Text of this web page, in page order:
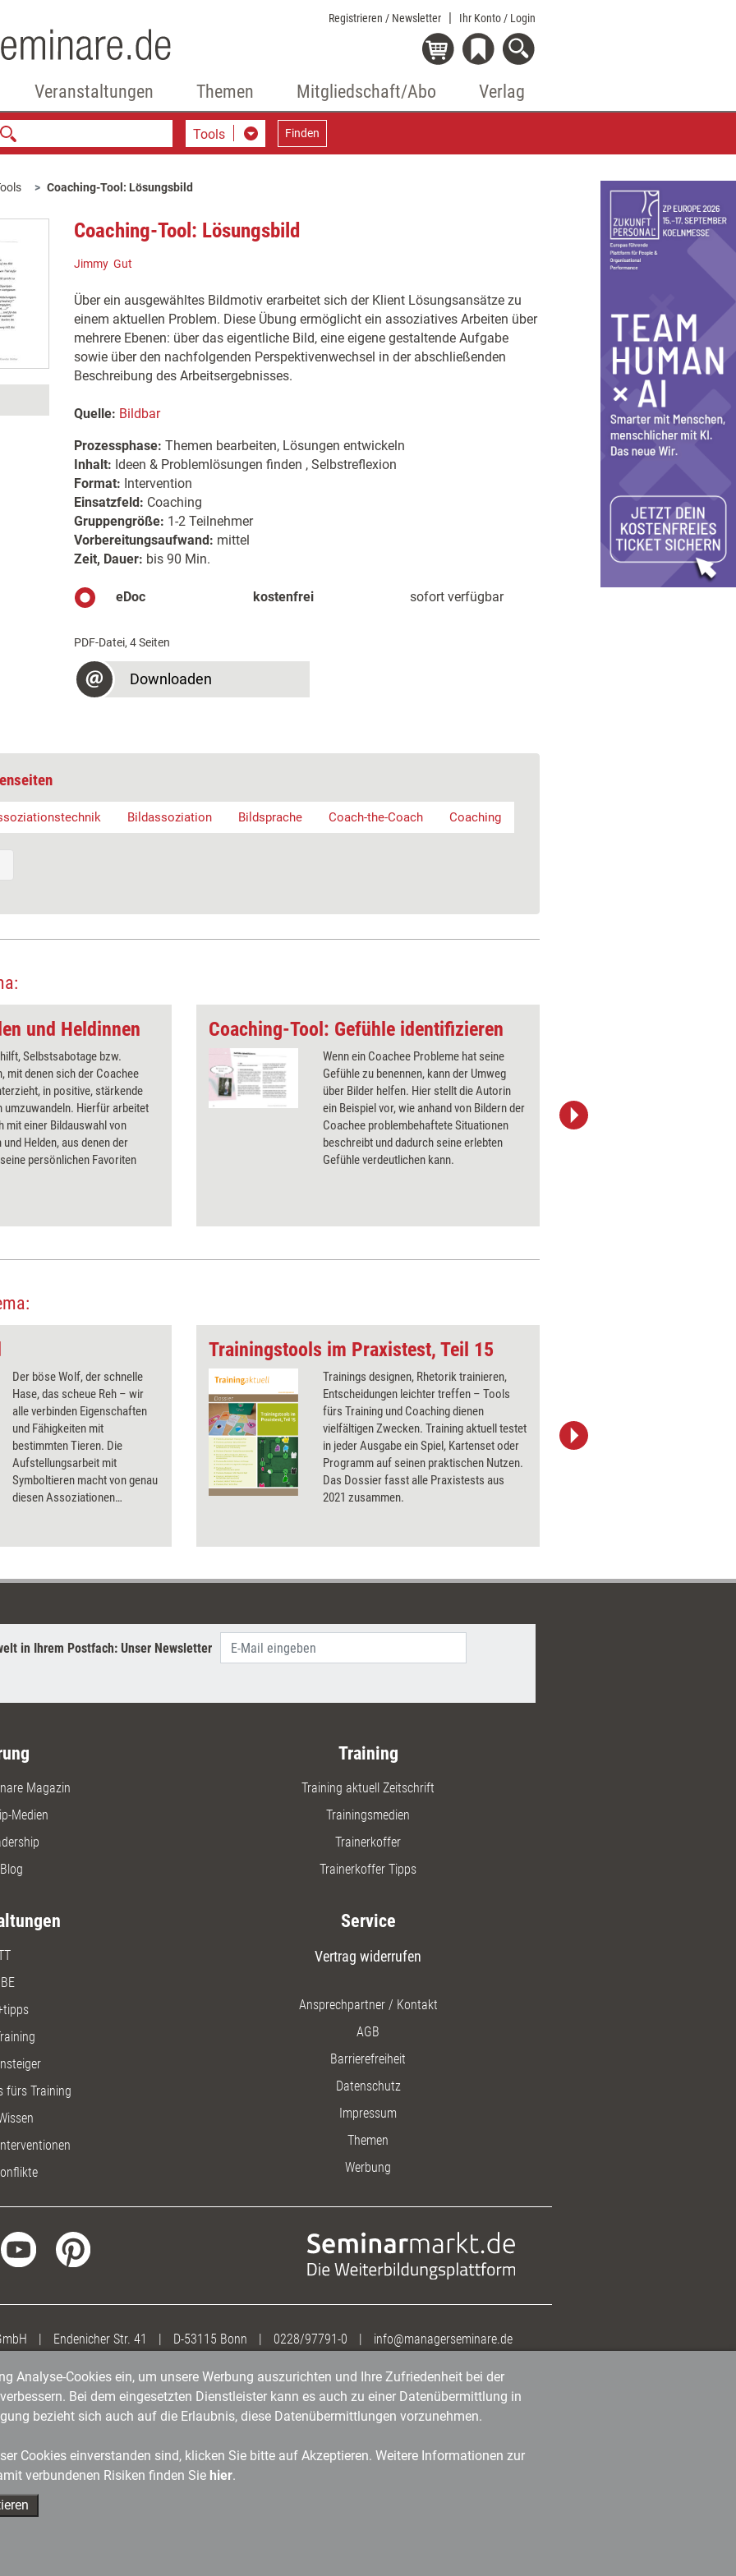
Registrieren / Newsletter Ihr Konto / Login
Veranstaltungen Themen Mitgliedschaft/Abo Verlag
Tools Finden
Coaching-Tool: Lösungsbild
Coaching-Tool: Lösungsbild
Jimmy Gut
Über ein ausgewähltes Bildmotiv erarbeitet sich der Klient Lösungsansätze zu
einem aktuellen Problem. Diese Übung ermöglicht ein assoziatives Arbeiten über
mehrere Ebenen: über das eigentliche Bild, eine eigene gestaltende Aufgabe
sowie über den nachfolgenden Perspektivenwechsel in der abschließenden
Beschreibung des Arbeitsergebnisses.
Quelle: Bildbar
Prozessphase: Themen bearbeiten, Lösungen entwickeln
Inhalt: Ideen & Problemlösungen finden , Selbstreflexion
Format: Intervention
Einsatzfeld: Coaching
Gruppengröße: 1-2 Teilnehmer
Vorbereitungsaufwand: mittel
Zeit, Dauer: bis 90 Min.
eDoc kostenfrei sofort verfügbar
PDF-Datei, 4 Seiten
Downloaden
Bildassoziation Bildsprache Coach-the-Coach Coaching
und Heldinnen
Selbstsabotage bzw.
mit denen sich der Coachee
in positive, stärkende
umzuwandeln. Hierfür arbeitet
mit einer Bildauswahl von
und Helden, aus denen der
persönlichen Favoriten
Coaching-Tool: Gefühle identifizieren
Wenn ein Coachee Probleme hat seine
Gefühle zu benennen, kann der Umweg
über Bilder helfen. Hier stellt die Autorin
ein Beispiel vor, wie anhand von Bildern der
Coachee problembehaftete Situationen
beschreibt und dadurch seine erlebten
Gefühle verdeutlichen kann.
Der böse Wolf, der schnelle
Hase, das scheue Reh – wir
alle verbinden Eigenschaften
und Fähigkeiten mit
bestimmten Tieren. Die
Aufstellungsarbeit mit
Symboltieren macht von genau
diesen Assoziationen
die Methode sonst noch
Daniela Landgraf.
Trainingstools im Praxistest, Teil 15
Trainings designen, Rhetorik trainieren,
Entscheidungen leichter treffen – Tools
fürs Training und Coaching dienen
vielfältigen Zwecken. Training aktuell testet
in jeder Ausgabe ein Spiel, Kartenset oder
Programm auf seinen praktischen Nutzen.
Das Dossier fasst alle Praxistests aus
2021 zusammen.
in Ihrem Postfach: Unser Newsletter
Magazin
Medien
Training
Training aktuell Zeitschrift
Trainingsmedien
Trainerkoffer
Trainerkoffer Tipps
fürs Training
Service
Vertrag widerrufen
Ansprechpartner / Kontakt
AGB
Barrierefreiheit
Datenschutz
Impressum
Themen
Werbung
| Endenicher Str. 41 | D-53115 Bonn | 0228/97791-0 | info@managerseminare.de
Analyse-Cookies ein, um unsere Werbung auszurichten und Ihre Zufriedenheit bei der
Bei dem eingesetzten Dienstleister kann es auch zu einer Datenübermittlung in
bezieht sich auch auf die Erlaubnis, diese Datenübermittlungen vorzunehmen.
Cookies einverstanden sind, klicken Sie bitte auf Akzeptieren. Weitere Informationen zur
verbundenen Risiken finden Sie hier.